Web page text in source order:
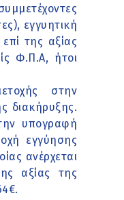
εγγυητική
της αξίας
Φ.Π.Α, ήτοι
στην
διακήρυξης.
υπογραφή
εγγύησης
ανέρχεται
αξίας της